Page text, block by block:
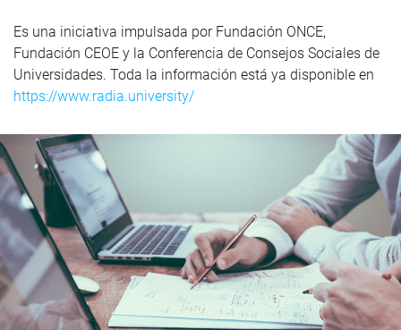
Es una iniciativa impulsada por Fundación ONCE,
Fundación CEOE y la Conferencia de Consejos Sociales de
Universidades. Toda la información está ya disponible en
https://www.radia.university/